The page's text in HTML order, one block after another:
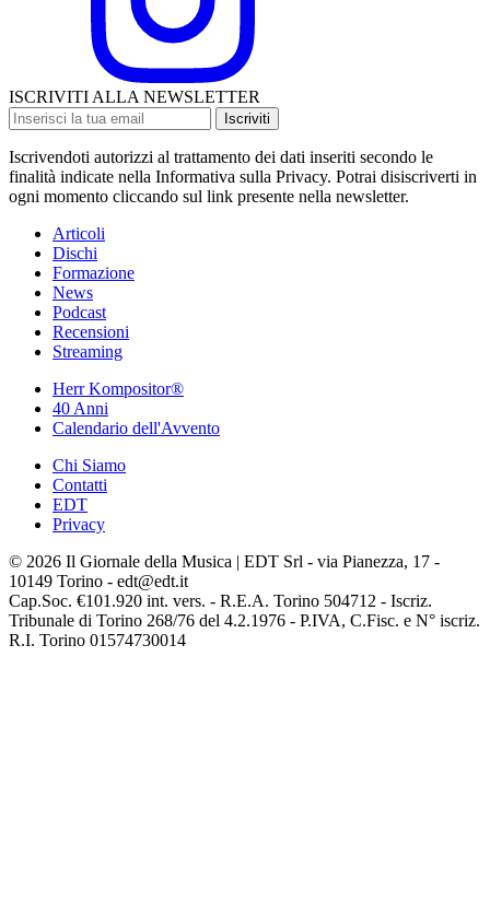
ISCRIVITI ALLA NEWSLETTER
Iscriviti
Iscrivendoti autorizzi al trattamento dei dati inseriti secondo le
finalità indicate nella Informativa sulla Privacy. Potrai disiscriverti in
ogni momento cliccando sul link presente nella newsletter.
Articoli
Dischi
Formazione
News
Podcast
Recensioni
Streaming
Herr Kompositor®
40 Anni
Calendario dell'Avvento
Chi Siamo
Contatti
EDT
Privacy
© 2026 Il Giornale della Musica | EDT Srl - via Pianezza, 17 -
10149 Torino - edt@edt.it
Cap.Soc. €101.920 int. vers. - R.E.A. Torino 504712 - Iscriz.
Tribunale di Torino 268/76 del 4.2.1976 - P.IVA, C.Fisc. e N° iscriz.
R.I. Torino 01574730014